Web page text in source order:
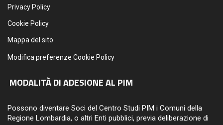
Privacy Policy
Cookie Policy
Mappa del sito
Modifica preferenze Cookie Policy
MODALITÀ DI ADESIONE AL PIM
Possono diventare Soci del Centro Studi PIM i Comuni della
Regione Lombardia, o altri Enti pubblici, previa deliberazione di